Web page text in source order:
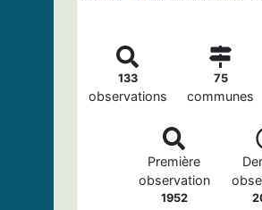
133
observations
75
communes
Première
observation
1952